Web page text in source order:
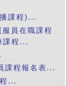
課程)...
員在職課程
課程...
課程報名表...
...